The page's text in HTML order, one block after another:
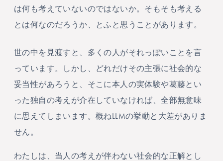
は何も考えていないのではないか。そもそも考える
とは何なのだろうか、とふと思うことがあります。
世の中を見渡すと、多くの人がそれっぽいことを言
っています。しかし、どれだけその主張に社会的な
妥当性があろうと、そこに本人の実体験や葛藤とい
った独自の考えが介在していなければ、全部無意味
に思えてしまいます。概ねLLMの挙動と大差がありま
せん。
わたしは、当人の考えが伴わない社会的な正解とし